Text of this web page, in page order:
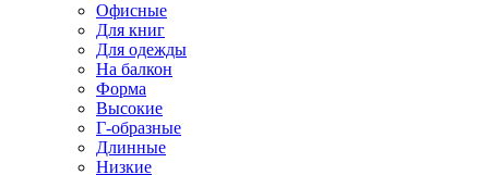
Офисные
Для книг
Для одежды
На балкон
Форма
Высокие
Г-образные
Длинные
Низкие